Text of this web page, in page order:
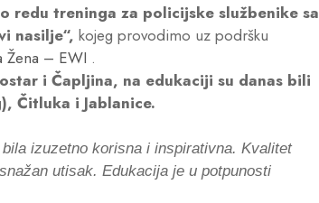
redu treninga za policijske službenike sa
nasilje“, kojeg provodimo uz podršku
Žena – EWI .
i Čapljina, na edukaciji su danas bili
Čitluka i Jablanice.
izuzetno korisna i inspirativna. Kvalitet
utisak. Edukacija je u potpunosti